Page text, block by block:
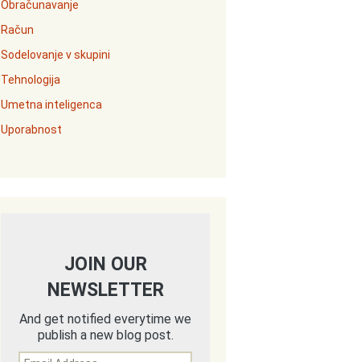
Obračunavanje
Račun
Sodelovanje v skupini
Tehnologija
Umetna inteligenca
Uporabnost
JOIN OUR
NEWSLETTER
And get notified everytime we
publish a new blog post.